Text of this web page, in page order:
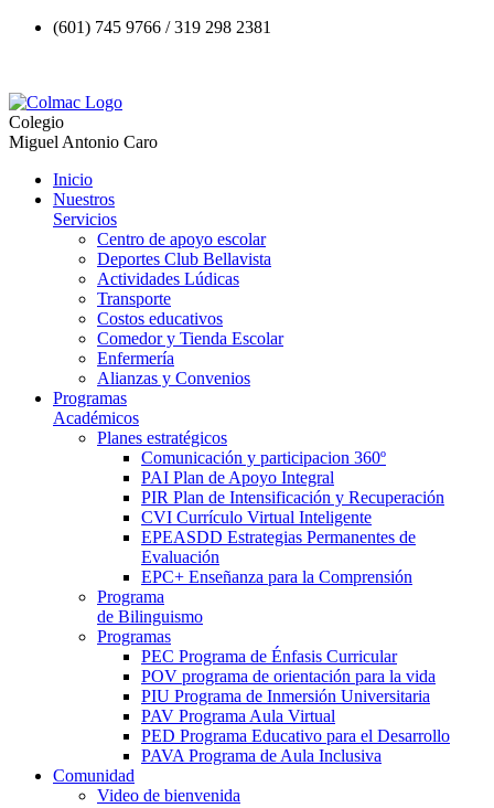
(601) 745 9766 / 319 298 2381
Colegio
Miguel Antonio Caro
Inicio
Nuestros
Servicios
Centro de apoyo escolar
Deportes Club Bellavista
Actividades Lúdicas
Transporte
Costos educativos
Comedor y Tienda Escolar
Enfermería
Alianzas y Convenios
Programas
Académicos
Planes estratégicos
Comunicación y participacion 360º
PAI Plan de Apoyo Integral
PIR Plan de Intensificación y Recuperación
CVI Currículo Virtual Inteligente
EPEASDD Estrategias Permanentes de
Evaluación
EPC+ Enseñanza para la Comprensión
Programa
de Bilinguismo
Programas
PEC Programa de Énfasis Curricular
POV programa de orientación para la vida
PIU Programa de Inmersión Universitaria
PAV Programa Aula Virtual
PED Programa Educativo para el Desarrollo
PAVA Programa de Aula Inclusiva
Comunidad
Video de bienvenida